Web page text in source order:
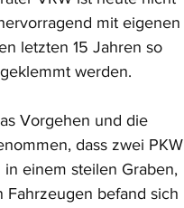
mit eigenen
letzten 15 Jahren so
werden.
Vorgehen und die
dass zwei PKW
einem steilen Graben,
Fahrzeugen befand sich